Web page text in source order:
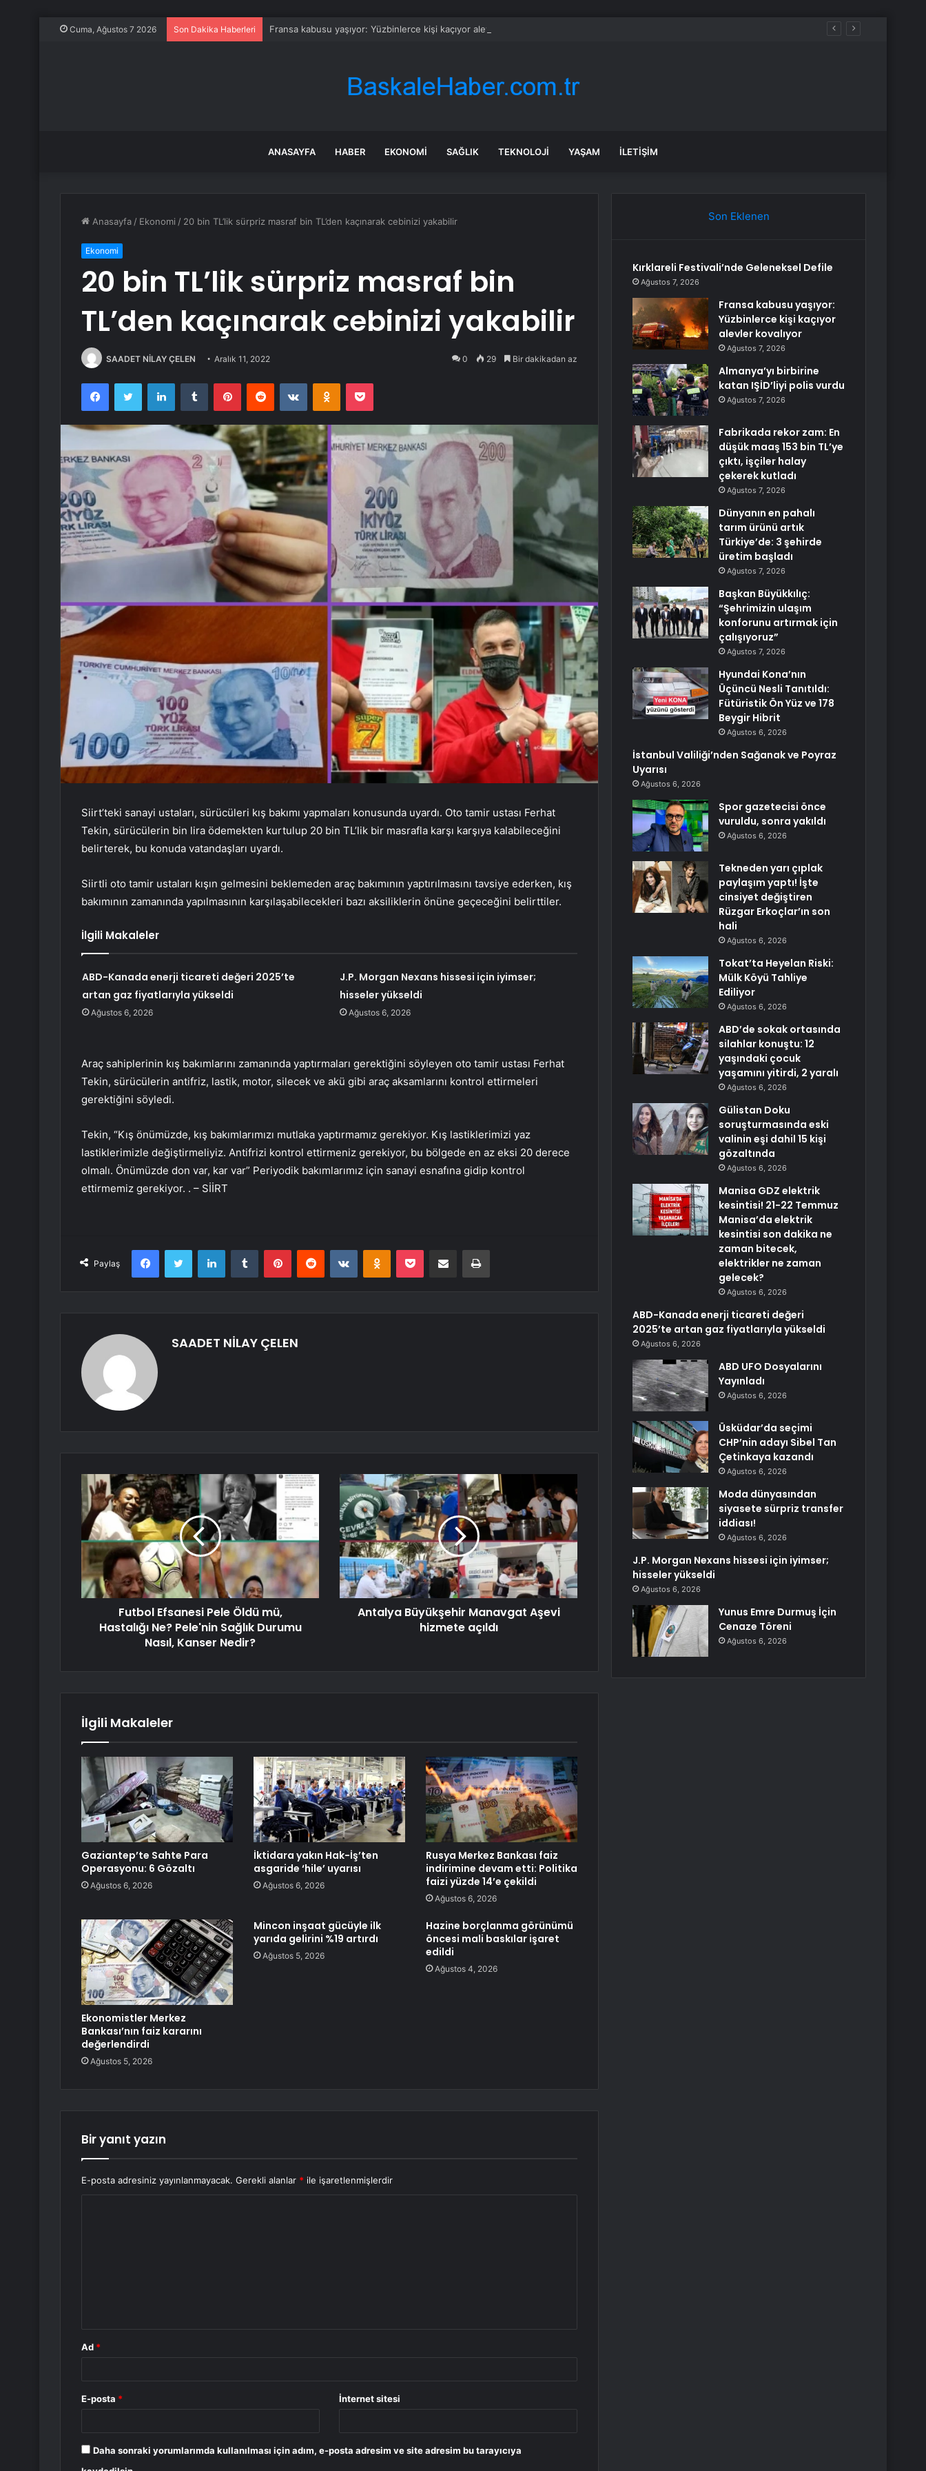
Cuma, Ağustos 7 2026 Son Dakika Haberleri Fransa kabusu yaşıyor: Yüzbinlerce kişi kaçıyor alevler kovalıyor
ANASAYFA HABER EKONOMI SAĞLIK TEKNOLOJI YAŞAM İLETIŞIM
Anasayfa / Ekonomi / 20 bin TL’lik sürpriz masraf bin TL’den kaçınarak cebinizi yakabilir
Ekonomi
20 bin TL’lik sürpriz masraf bin
TL’den kaçınarak cebinizi yakabilir
SAADET NİLAY ÇELEN Aralık 11, 2022 0 29 Bir dakikadan az
FacebookTwitter LinkedInTumblr PinterestReddit VKontakteOdnoklassniki
Pocket
Siirt’teki sanayi ustaları, sürücüleri kış bakımı yapmaları konusunda uyardı. Oto tamir ustası Ferhat
Tekin, sürücülerin bin lira ödemekten kurtulup 20 bin TL’lik bir masrafla karşı karşıya kalabileceğini
belirterek, bu konuda vatandaşları uyardı.
Siirtli oto tamir ustaları kışın gelmesini beklemeden araç bakımının yaptırılmasını tavsiye ederken, kış
bakımının zamanında yapılmasının karşılaşabilecekleri bazı aksiliklerin önüne geçeceğini belirttiler.
İlgili Makaleler
ABD-Kanada enerji ticareti değeri 2025’te
artan gaz fiyatlarıyla yükseldi
Ağustos 6, 2026
J.P. Morgan Nexans hissesi için iyimser;
hisseler yükseldi
Ağustos 6, 2026
Araç sahiplerinin kış bakımlarını zamanında yaptırmaları gerektiğini söyleyen oto tamir ustası Ferhat
Tekin, sürücülerin antifriz, lastik, motor, silecek ve akü gibi araç aksamlarını kontrol ettirmeleri
gerektiğini söyledi.
Tekin, “Kış önümüzde, kış bakımlarımızı mutlaka yaptırmamız gerekiyor. Kış lastiklerimizi yaz
lastiklerimizle değiştirmeliyiz. Antifrizi kontrol ettirmeniz gerekiyor, bu bölgede en az eksi 20 derece
olmalı. Önümüzde don var, kar var” Periyodik bakımlarımız için sanayi esnafına gidip kontrol
ettirmemiz gerekiyor. . – SİİRT
Paylaş
FacebookTwitter LinkedInTumblr PinterestReddit VKontakteOdnoklassniki
Pocket E-Posta ile paylaş Yazdır
SAADET NİLAY ÇELEN
Futbol Efsanesi Pele Öldü mü,
Hastalığı Ne? Pele'nin Sağlık Durumu
Nasıl, Kanser Nedir?
Antalya Büyükşehir Manavgat Aşevi
hizmete açıldı
İlgili Makaleler
Gaziantep’te Sahte Para
Operasyonu: 6 Gözaltı
Ağustos 6, 2026
İktidara yakın Hak-İş’ten
asgaride ‘hile’ uyarısı
Ağustos 6, 2026
Rusya Merkez Bankası faiz
indirimine devam etti: Politika
faizi yüzde 14’e çekildi
Ağustos 6, 2026
Ekonomistler Merkez
Bankası’nın faiz kararını
değerlendirdi
Ağustos 5, 2026
Mincon inşaat gücüyle ilk
yarıda gelirini %19 artırdı
Ağustos 5, 2026
Hazine borçlanma görünümü
öncesi mali baskılar işaret
edildi
Ağustos 4, 2026
Bir yanıt yazın
E-posta adresiniz yayınlanmayacak. Gerekli alanlar * ile işaretlenmişlerdir
Ad *
E-posta * İnternet sitesi
Daha sonraki yorumlarımda kullanılması için adım, e-posta adresim ve site adresim bu tarayıcıya
Son Eklenen
Kırklareli Festivali’nde Geleneksel Defile
Ağustos 7, 2026
Fransa kabusu yaşıyor:
Yüzbinlerce kişi kaçıyor
alevler kovalıyor
Ağustos 7, 2026
Almanya’yı birbirine
katan IŞİD’liyi polis vurdu
Ağustos 7, 2026
Fabrikada rekor zam: En
düşük maaş 153 bin TL’ye
çıktı, işçiler halay
çekerek kutladı
Ağustos 7, 2026
Dünyanın en pahalı
tarım ürünü artık
Türkiye’de: 3 şehirde
üretim başladı
Ağustos 7, 2026
Başkan Büyükkılıç:
“Şehrimizin ulaşım
konforunu artırmak için
çalışıyoruz”
Ağustos 7, 2026
Hyundai Kona’nın
Üçüncü Nesli Tanıtıldı:
Fütüristik Ön Yüz ve 178
Beygir Hibrit
Ağustos 6, 2026
İstanbul Valiliği’nden Sağanak ve Poyraz
Uyarısı
Ağustos 6, 2026
Spor gazetecisi önce
vuruldu, sonra yakıldı
Ağustos 6, 2026
Tekneden yarı çıplak
paylaşım yaptı! İşte
cinsiyet değiştiren
Rüzgar Erkoçlar’ın son
hali
Ağustos 6, 2026
Tokat’ta Heyelan Riski:
Mülk Köyü Tahliye
Ediliyor
Ağustos 6, 2026
ABD’de sokak ortasında
silahlar konuştu: 12
yaşındaki çocuk
yaşamını yitirdi, 2 yaralı
Ağustos 6, 2026
Gülistan Doku
soruşturmasında eski
valinin eşi dahil 15 kişi
gözaltında
Ağustos 6, 2026
Manisa GDZ elektrik
kesintisi! 21-22 Temmuz
Manisa’da elektrik
kesintisi son dakika ne
zaman bitecek,
elektrikler ne zaman
gelecek?
Ağustos 6, 2026
ABD-Kanada enerji ticareti değeri
2025’te artan gaz fiyatlarıyla yükseldi
Ağustos 6, 2026
ABD UFO Dosyalarını
Yayınladı
Ağustos 6, 2026
Üsküdar’da seçimi
CHP’nin adayı Sibel Tan
Çetinkaya kazandı
Ağustos 6, 2026
Moda dünyasından
siyasete sürpriz transfer
iddiası!
Ağustos 6, 2026
J.P. Morgan Nexans hissesi için iyimser;
hisseler yükseldi
Ağustos 6, 2026
Yunus Emre Durmuş İçin
Cenaze Töreni
Ağustos 6, 2026